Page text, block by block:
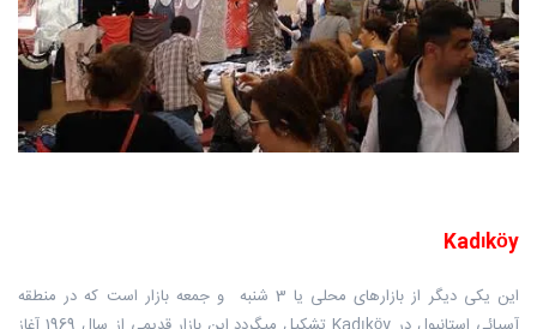
Kadıköy
این یکی دیگر از بازارهای محلی یا 3 شنبه و جمعه بازار است که در منطقه